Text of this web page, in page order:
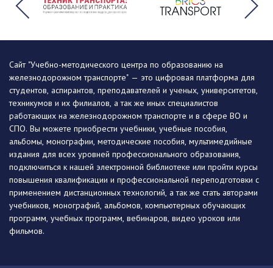
Сайт "Учебно-методического центра по образованию на
железнодорожном транспорте" — это цифровая платформа для
студентов, аспирантов, преподавателей и ученых, университетов,
техникумов и их филиалов, а так же иных специалистов
работающих на железнодорожном транспорте и в сфере ВО и
СПО. Вы можете приобрести учебники, учебные пособия,
альбомы, монографии, методические пособия, мультимедийные
издания для всех уровней профессионального образования,
подключиться к нашей электронной библиотеке или пройти курсы
повышения квалификации и профессиональной переподготовки с
применением дистанционных технологий, а так же стать авторами
учебников, монографий, альбомов, компьютерных обучающих
программ, учебных программ, вебинаров, видео уроков или
фильмов.